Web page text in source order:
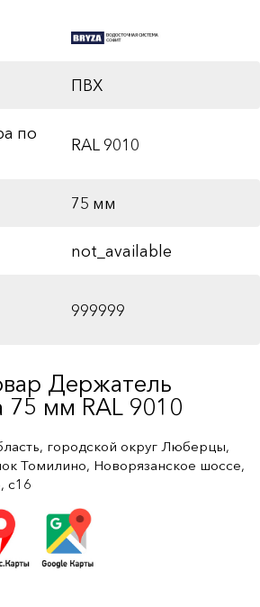
ПВХ
по
RAL 9010
75 мм
not_available
999999
Держатель
75 мм RAL 9010
городской округ Люберцы,
Томилино, Новорязанское шоссе,
с16